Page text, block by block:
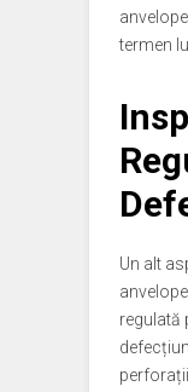
termen
Un alt
regulată